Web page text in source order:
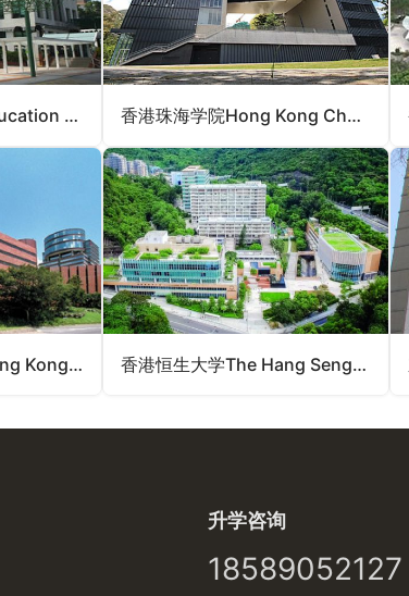
香港教育大学The Education University of Hong Kong（香港法定院校） 香港珠海学院Hong Kong Chu Hai College（香港认可专上学院）
香港理工大学The Hong Kong Polytechnic University（香港法定院校） 香港恒生大学The Hang Seng University of Hong Kong（香港认可专上学院）
升学咨询
18589052127